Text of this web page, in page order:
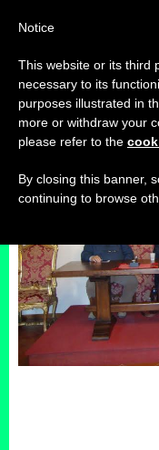
ARCHIVI
Notice
This website or its third
necessary to its
purposes illustrated in
more or withdraw your
please refer to the
By closing this banner,
continuing to browse